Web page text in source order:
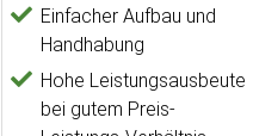
Einfacher Aufbau und
Handhabung
Hohe Leistungsausbeute
bei gutem Preis-